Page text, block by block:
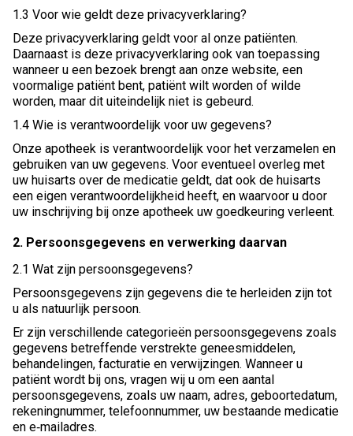
1.3 Voor wie geldt deze privacyverklaring?
Deze privacyverklaring geldt voor al onze patiënten.
Daarnaast is deze privacyverklaring ook van toepassing
wanneer u een bezoek brengt aan onze website, een
voormalige patiënt bent, patiënt wilt worden of wilde
worden, maar dit uiteindelijk niet is gebeurd.
1.4 Wie is verantwoordelijk voor uw gegevens?
Onze apotheek is verantwoordelijk voor het verzamelen en
gebruiken van uw gegevens. Voor eventueel overleg met
uw huisarts over de medicatie geldt, dat ook de huisarts
een eigen verantwoordelijkheid heeft, en waarvoor u door
uw inschrijving bij onze apotheek uw goedkeuring verleent.
2. Persoonsgegevens en verwerking daarvan
2.1 Wat zijn persoonsgegevens?
Persoonsgegevens zijn gegevens die te herleiden zijn tot
u als natuurlijk persoon.
Er zijn verschillende categorieën persoonsgegevens zoals
gegevens betreffende verstrekte geneesmiddelen,
behandelingen, facturatie en verwijzingen. Wanneer u
patiënt wordt bij ons, vragen wij u om een aantal
persoonsgegevens, zoals uw naam, adres, geboortedatum,
rekeningnummer, telefoonnummer, uw bestaande medicatie
en e‐mailadres.